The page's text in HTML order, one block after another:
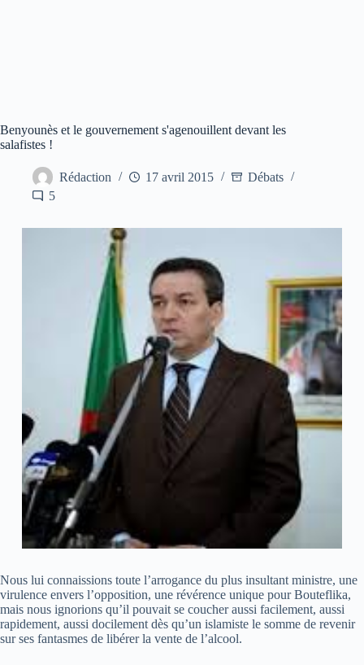
Benyounès et le gouvernement s'agenouillent devant les
salafistes !
Rédaction 17 avril 2015
Débats
5
Nous lui connaissions toute l’arrogance du plus insultant ministre, une
virulence envers l’opposition, une révérence unique pour Bouteflika,
mais nous ignorions qu’il pouvait se coucher aussi facilement, aussi
rapidement, aussi docilement dès qu’un islamiste le somme de revenir
sur ses fantasmes de libérer la vente de l’alcool.